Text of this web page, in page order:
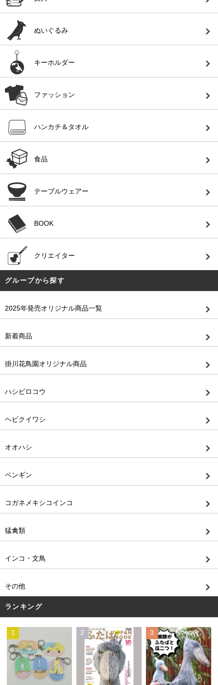
ぬいぐるみ
キーホルダー
ファッション
ハンカチ＆タオル
食品
テーブルウェアー
BOOK
クリエイター
グループから探す
2025年発売オリジナル商品一覧
新着商品
掛川花鳥園オリジナル商品
ハシビロコウ
ヘビクイワシ
オオハシ
ペンギン
コガネメキシコインコ
猛禽類
インコ・文鳥
その他
ランキング
1 2 3